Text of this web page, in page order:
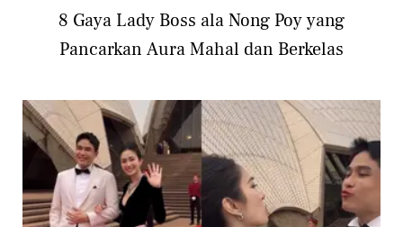
8 Gaya Lady Boss ala Nong Poy yang
Pancarkan Aura Mahal dan Berkelas